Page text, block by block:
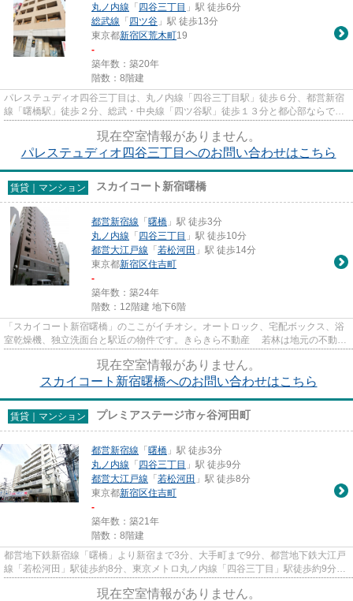
丸ノ内線 「 四谷三丁目 」駅 徒歩6分
総武線 「 四ツ谷 」駅 徒歩13分
東京都新宿区荒木町19
-
築年数：築20年
階数：8階建
パレステュディオ四谷三丁目は、丸ノ内線「四谷三丁目駅」徒歩６分、都営新宿
線「曙橋駅」徒歩２分、総武・中央線「四ツ谷駅」徒歩１３分と都心部ならでは
現在空室情報がありません。
パレステュディオ四谷三丁目へのお問い合わせはこちら
賃貸｜マンション スカイコート新宿曙橋
都営新宿線 「 曙橋 」駅 徒歩3分
丸ノ内線 「 四谷三丁目 」駅 徒歩10分
都営大江戸線 「 若松河田 」駅 徒歩14分
東京都新宿区住吉町
-
築年数：築24年
階数：12階建 地下6階
「スカイコート新宿曙橋」のここがイチオシ。オートロック、宅配ボックス、浴
室乾燥機、独立洗面台と駅近の物件です。きらきら不動産 若林は地元の不動産
現在空室情報がありません。
スカイコート新宿曙橋へのお問い合わせはこちら
賃貸｜マンション プレミアステージ市ヶ谷河田町
都営新宿線 「 曙橋 」駅 徒歩3分
丸ノ内線 「 四谷三丁目 」駅 徒歩9分
都営大江戸線 「 若松河田 」駅 徒歩8分
東京都新宿区住吉町
-
築年数：築21年
階数：8階建
都営地下鉄新宿線「曙橋」より新宿まで3分、大手町まで9分、都営地下鉄大江戸
線「若松河田」駅徒歩約8分、東京メトロ丸ノ内線「四谷三丁目」駅徒歩約9分と
現在空室情報がありません。